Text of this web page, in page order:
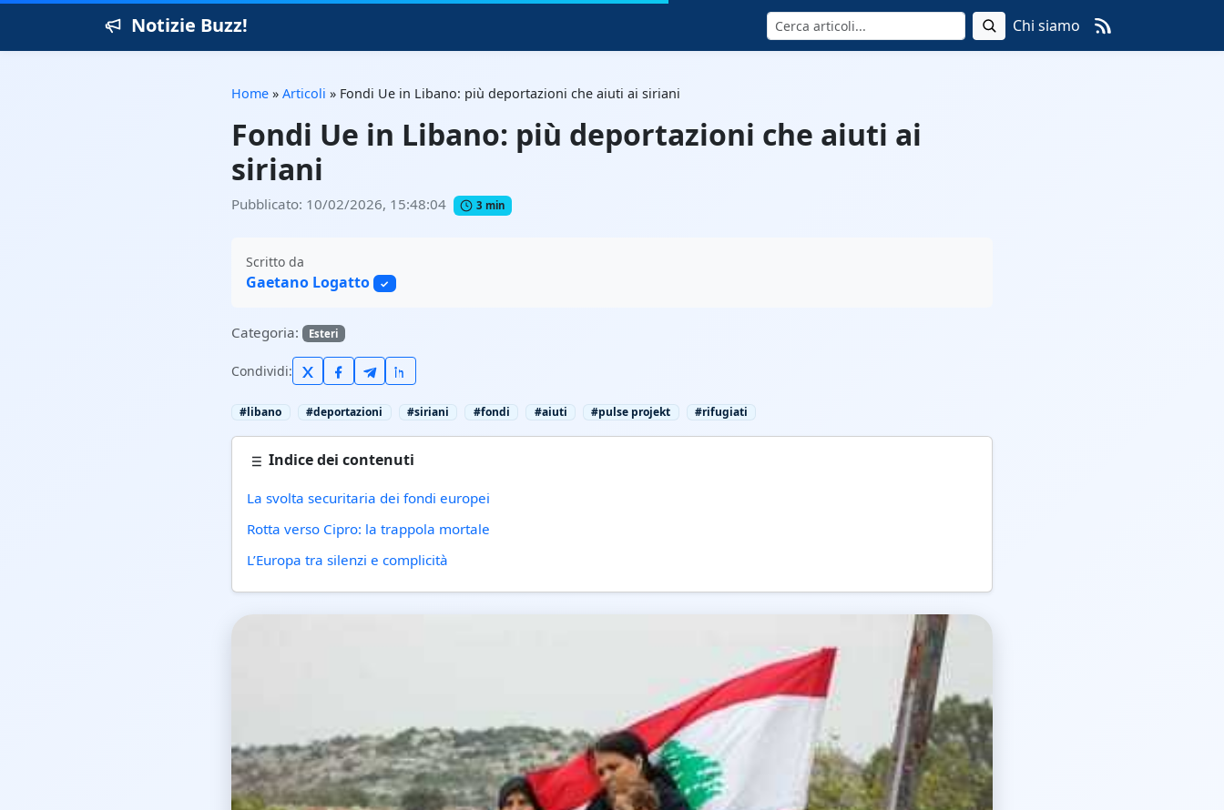
Notizie Buzz! Cerca Chi siamo
Home » Articoli » Fondi Ue in Libano: più deportazioni che aiuti ai siriani
Fondi Ue in Libano: più deportazioni che aiuti ai
siriani
Pubblicato: 10/02/2026, 15:48:04 3 min
Scritto da
Gaetano Logatto ✓
Categoria: Esteri
Condividi:
#libano #deportazioni #siriani #fondi #aiuti #pulse projekt #rifugiati
Indice dei contenuti
La svolta securitaria dei fondi europei
Rotta verso Cipro: la trappola mortale
L’Europa tra silenzi e complicità